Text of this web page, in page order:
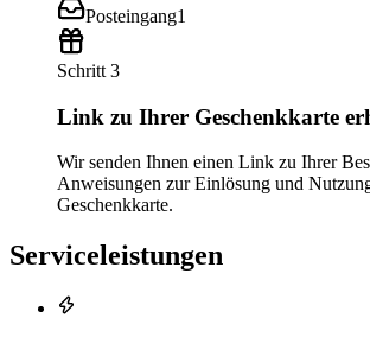
Posteingang1
Schritt 3
Link zu Ihrer Geschenkkarte
Wir senden Ihnen einen Link zu Ihrer
Anweisungen zur Einlösung und
Geschenkkarte.
Serviceleistungen